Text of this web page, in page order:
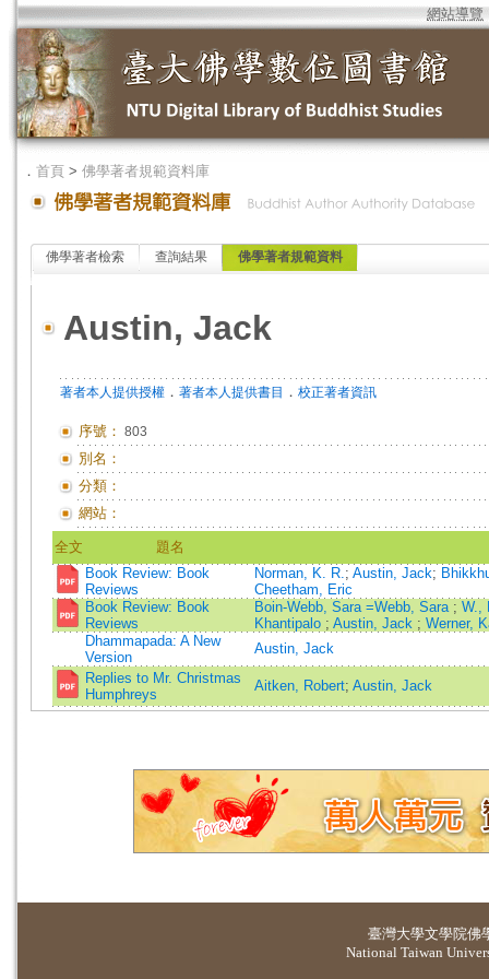
網站導覽
． 首頁 > 佛學著者規範資料庫
佛學著者檢索 查詢結果 佛學著者規範資料
Austin, Jack
著者本人提供授權 ． 著者本人提供書目 ． 校正著者資訊
序號： 803
別名：
分類：
網站：
全文
題名
Book Review: Book
Reviews
Norman, K. R.; Austin, Jack;
Cheetham, Eric
Book Review: Book
Reviews
Boin-Webb, Sara =Webb, Sara ; W.,
Khantipalo ; Austin, Jack ; Werner,
Dhammapada: A New
Version
Austin, Jack
Replies to Mr. Christmas
Humphreys
Aitken, Robert; Austin, Jack
臺灣大學文學院佛
National Taiwan